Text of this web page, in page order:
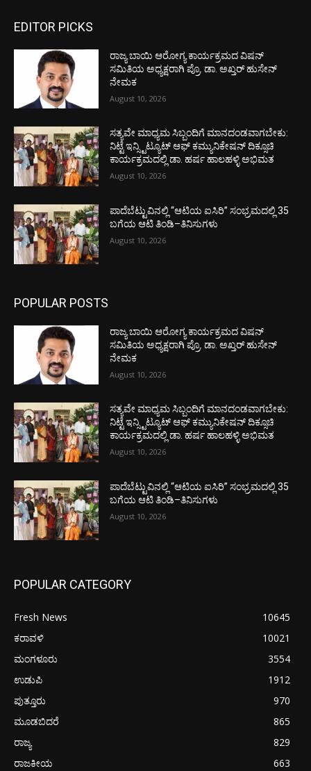
EDITOR PICKS
ರಾಜ್ಯ ಬಾಯಿ ಆರೋಗ್ಯ ಕಾರ್ಯಕ್ರಮದ ವಿಷನ್
ಸಮಿತಿಯ ಅಧ್ಯಕ್ಷರಾಗಿ ಪ್ರೊ. ಡಾ. ಅಖ್ತರ್ ಹುಸೇನ್
ನೇಮಕ
August 10, 2026
ಸತ್ಯವೇ ಮಾಧ್ಯಮ ಸಿಬ್ಬಂದಿಗೆ ಮಾನದಂಡವಾಗಬೇಕು:
ನಿಟ್ಟೆ ಇನ್ಸ್ಟಿಟ್ಯೂಟ್ ಆಫ್ ಕಮ್ಯುನಿಕೇಷನ್ ದಿಕ್ಸೂಚಿ
ಕಾರ್ಯಕ್ರಮದಲ್ಲಿ ಡಾ. ಹರ್ಷ ಹಾಲಹಳ್ಳಿ ಅಭಿಮತ
August 10, 2026
ಪಾದೆಬೆಟ್ಟುವಿನಲ್ಲಿ “ಆಟಿಯ ಐಸಿರಿ’’ ಸಂಭ್ರಮದಲ್ಲಿ 35
ಬಗೆಯ ಆಟಿ ತಿಂಡಿ–ತಿನಿಸುಗಳು
August 10, 2026
POPULAR POSTS
ರಾಜ್ಯ ಬಾಯಿ ಆರೋಗ್ಯ ಕಾರ್ಯಕ್ರಮದ ವಿಷನ್
ಸಮಿತಿಯ ಅಧ್ಯಕ್ಷರಾಗಿ ಪ್ರೊ. ಡಾ. ಅಖ್ತರ್ ಹುಸೇನ್
ನೇಮಕ
August 10, 2026
ಸತ್ಯವೇ ಮಾಧ್ಯಮ ಸಿಬ್ಬಂದಿಗೆ ಮಾನದಂಡವಾಗಬೇಕು:
ನಿಟ್ಟೆ ಇನ್ಸ್ಟಿಟ್ಯೂಟ್ ಆಫ್ ಕಮ್ಯುನಿಕೇಷನ್ ದಿಕ್ಸೂಚಿ
ಕಾರ್ಯಕ್ರಮದಲ್ಲಿ ಡಾ. ಹರ್ಷ ಹಾಲಹಳ್ಳಿ ಅಭಿಮತ
August 10, 2026
ಪಾದೆಬೆಟ್ಟುವಿನಲ್ಲಿ “ಆಟಿಯ ಐಸಿರಿ’’ ಸಂಭ್ರಮದಲ್ಲಿ 35
ಬಗೆಯ ಆಟಿ ತಿಂಡಿ–ತಿನಿಸುಗಳು
August 10, 2026
POPULAR CATEGORY
Fresh News
10645
ಕರಾವಳಿ
10021
ಮಂಗಳೂರು
3554
ಉಡುಪಿ
1912
ಪುತ್ತೂರು
970
ಮೂಡಬಿದರೆ
865
ರಾಜ್ಯ
829
ರಾಜಕೀಯ
663